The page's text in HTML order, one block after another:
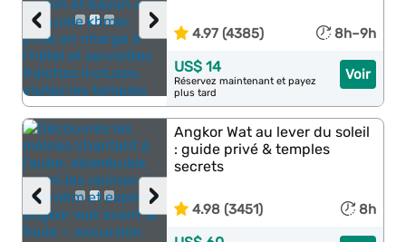
›
‹ 4.97 (4385) 8h–9h
Voir
US$ 14
Réservez maintenant et payez
plus tard
›
‹
Angkor Wat au lever du soleil
: guide privé & temples
secrets
4.98 (3451) 8h